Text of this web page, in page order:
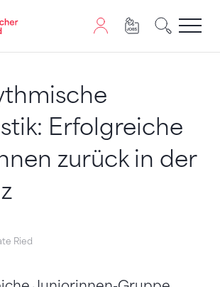
Seite wird JavaScript benötigt.
Erfolgreiche
zurück in der
Ried